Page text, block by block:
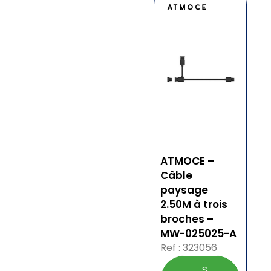
ATMOCE –
Câble
paysage
2.50M à trois
broches –
MW-025025-A
Ref : 323056